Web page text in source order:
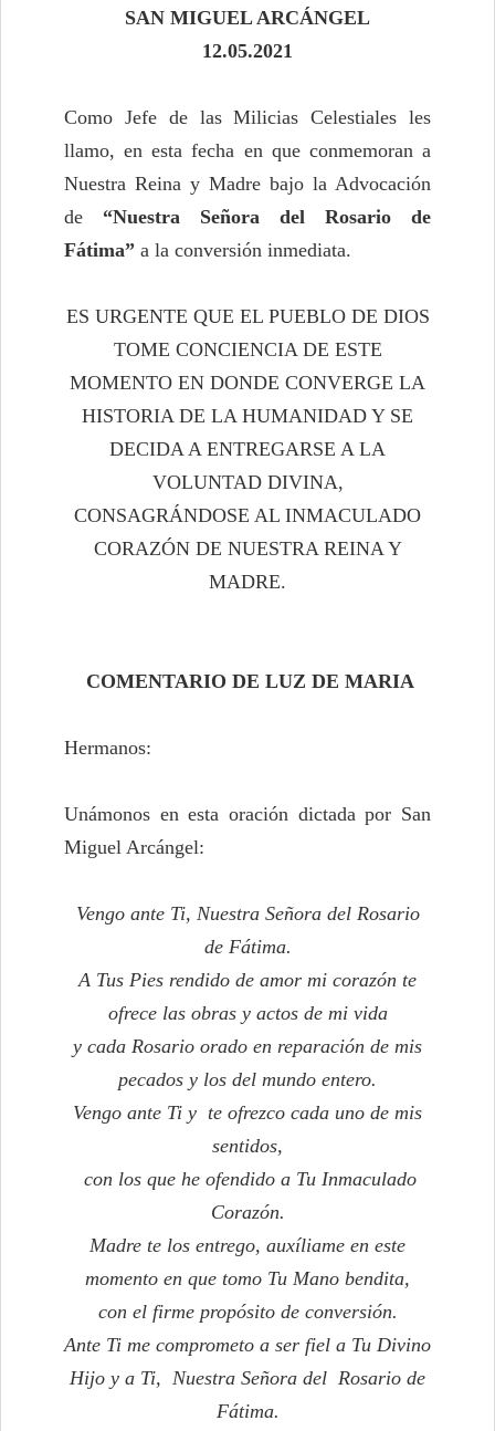
SAN MIGUEL ARCÁNGEL
12.05.2021
Como Jefe de las Milicias Celestiales les
llamo, en esta fecha en que conmemoran a
Nuestra Reina y Madre bajo la Advocación
de “Nuestra Señora del Rosario de
Fátima” a la conversión inmediata.
ES URGENTE QUE EL PUEBLO DE DIOS
TOME CONCIENCIA DE ESTE
MOMENTO EN DONDE CONVERGE LA
HISTORIA DE LA HUMANIDAD Y SE
DECIDA A ENTREGARSE A LA
VOLUNTAD DIVINA,
CONSAGRÁNDOSE AL INMACULADO
CORAZÓN DE NUESTRA REINA Y
MADRE.
COMENTARIO DE LUZ DE MARIA
Hermanos:
Unámonos en esta oración dictada por San
Miguel Arcángel:
Vengo ante Ti, Nuestra Señora del Rosario
de Fátima.
A Tus Pies rendido de amor mi corazón te
ofrece las obras y actos de mi vida
y cada Rosario orado en reparación de mis
pecados y los del mundo entero.
Vengo ante Ti y te ofrezco cada uno de mis
sentidos,
con los que he ofendido a Tu Inmaculado
Corazón.
Madre te los entrego, auxíliame en este
momento en que tomo Tu Mano bendita,
con el firme propósito de conversión.
Ante Ti me comprometo a ser fiel a Tu Divino
Hijo y a Ti, Nuestra Señora del Rosario de
Fátima.